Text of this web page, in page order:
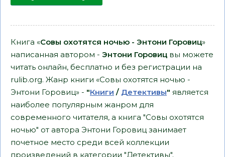
Книга «Совы охотятся ночью - Энтони Горовиц»
написанная автором - Энтони Горовиц вы можете
читать онлайн, бесплатно и без регистрации на
rulib.org. Жанр книги «Совы охотятся ночью -
Энтони Горовиц» - "Книги / Детективы" является
наиболее популярным жанром для
современного читателя, а книга "Совы охотятся
ночью" от автора Энтони Горовиц занимает
почетное место среди всей коллекции
произведений в категории "Детективы".